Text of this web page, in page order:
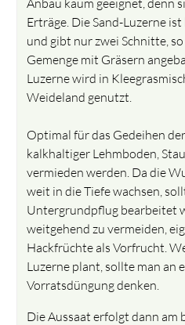
Erträge. Die Sand-Luzerne
und gibt nur zwei Schnitte,
Gemenge mit Gräsern
Luzerne wird in
Weideland genutzt.
Optimal für das Gedeihen
kalkhaltiger Lehmboden,
vermieden werden. Da die
weit in die Tiefe wachsen,
Untergrundpflug bearbeitet
weitgehend zu vermeiden,
Hackfrüchte als Vorfrucht.
Luzerne plant, sollte man an
Vorratsdüngung denken.
Die Aussaat erfolgt dann am